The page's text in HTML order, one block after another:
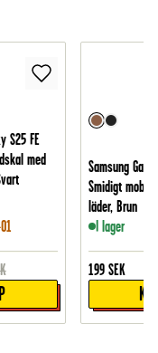
S25 FE
med
Samsung
Smidigt
läder, Brun
I lager
199 SEK